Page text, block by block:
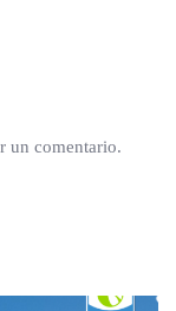
un comentario.